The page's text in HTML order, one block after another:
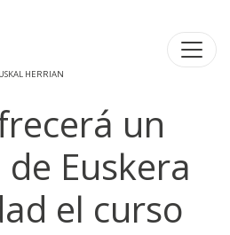
HERRIAN
un
Euskera
el curso